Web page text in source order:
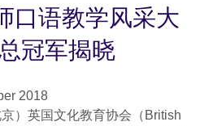
口语教学风采大
冠军揭晓
2018
）英国文化教育协会（British